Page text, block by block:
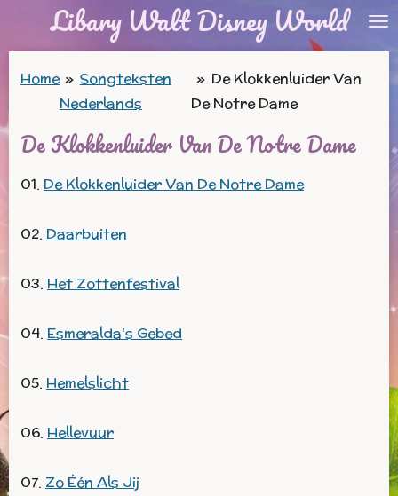
Libary Walt Disney World
Home » Songteksten
Nederlands
» De Klokkenluider Van
De Notre Dame
De Klokkenluider Van De Notre Dame
01. De Klokkenluider Van De Notre Dame
02. Daarbuiten
03. Het Zottenfestival
04. Esmeralda's Gebed
05. Hemelslicht
06. Hellevuur
07. Zo Één Als Jij